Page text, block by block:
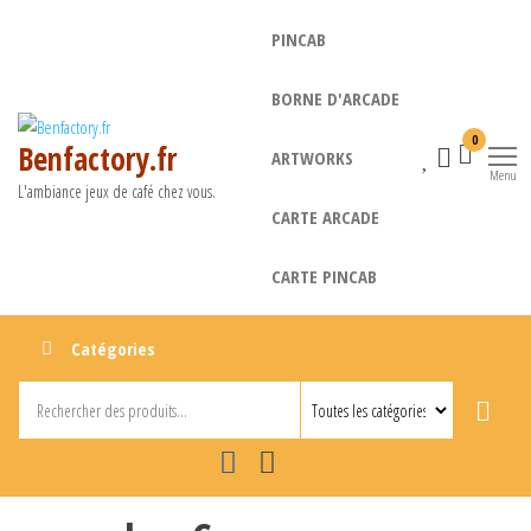
Benfactory.fr
L'ambiance jeux de café chez vous.
PINCAB
BORNE D'ARCADE
ARTWORKS
CARTE ARCADE
CARTE PINCAB
0
Menu
Catégories